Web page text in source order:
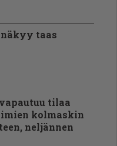
taas
tilaa
kolmaskin
neljännen